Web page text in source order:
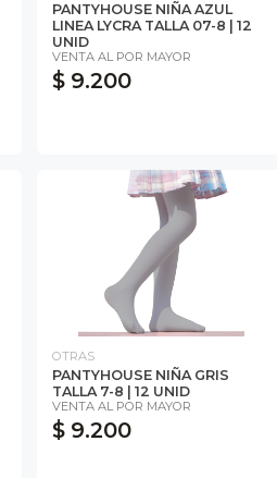
PANTYHOUSE NIÑA AZUL
LINEA LYCRA TALLA 07-8 | 12
UNID
VENTA AL POR MAYOR
$ 9.200
OTRAS
PANTYHOUSE NIÑA GRIS
TALLA 7-8 | 12 UNID
VENTA AL POR MAYOR
$ 9.200